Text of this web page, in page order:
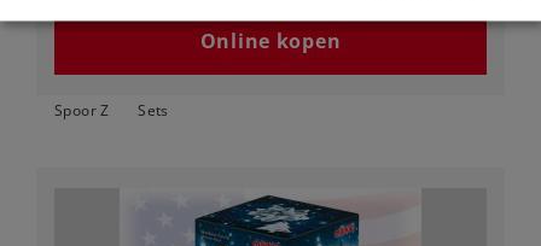
Online kopen
Spoor Z Sets